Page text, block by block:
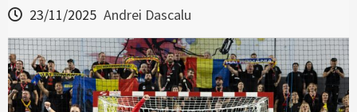
23/11/2025 Andrei Dascalu